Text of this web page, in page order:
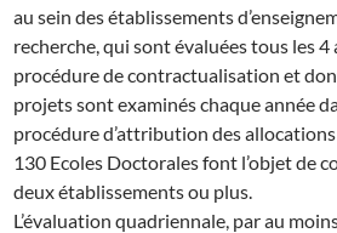
au sein des établissements
recherche, qui sont évaluées tous les 4
procédure de contractualisation et
projets sont examinés chaque année
procédure d’attribution des
130 Ecoles Doctorales font l’objet de
deux établissements ou plus.
L’évaluation quadriennale, par au